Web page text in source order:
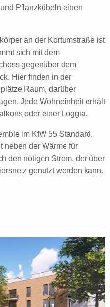
Pflanzkübeln einen
an der Kortumstraße ist
sich mit dem
gegenüber dem
Hier finden in der
Raum, darüber
Jede Wohneinheit erhält
oder einer Loggia.
im KfW 55 Standard.
neben der Wärme für
den nötigen Strom, der über
genutzt werden kann.